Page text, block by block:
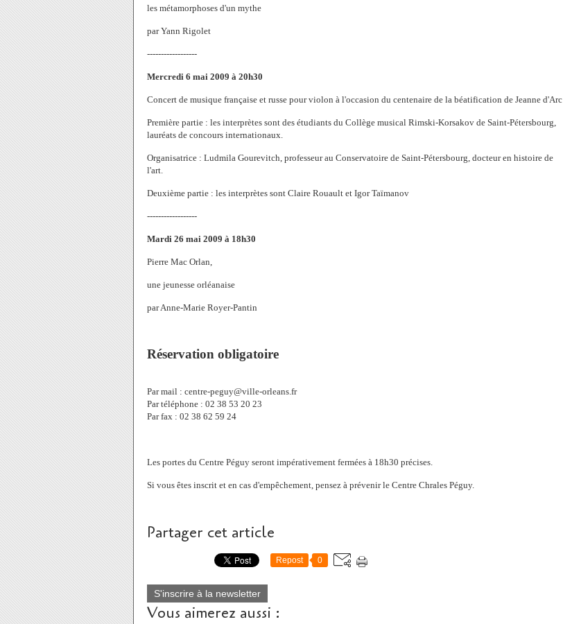
les métamorphoses d'un mythe
par Yann Rigolet
------------------
Mercredi 6 mai 2009 à 20h30
Concert de musique française et russe pour violon à l'occasion du centenaire de la béatification de Jeanne d'Arc
Première partie : les interprètes sont des étudiants du Collège musical Rimski-Korsakov de Saint-Pétersbourg,
lauréats de concours internationaux.
Organisatrice : Ludmila Gourevitch, professeur au Conservatoire de Saint-Pétersbourg, docteur en histoire de
l'art.
Deuxième partie : les interprètes sont Claire Rouault et Igor Taïmanov
------------------
Mardi 26 mai 2009 à 18h30
Pierre Mac Orlan,
une jeunesse orléanaise
par Anne-Marie Royer-Pantin
Réservation obligatoire
Par mail : centre-peguy@ville-orleans.fr
Par téléphone : 02 38 53 20 23
Par fax : 02 38 62 59 24
Les portes du Centre Péguy seront impérativement fermées à 18h30 précises.
Si vous êtes inscrit et en cas d'empêchement, pensez à prévenir le Centre Chrales Péguy.
Partager cet article
Repost 0
S'inscrire à la newsletter
Vous aimerez aussi :